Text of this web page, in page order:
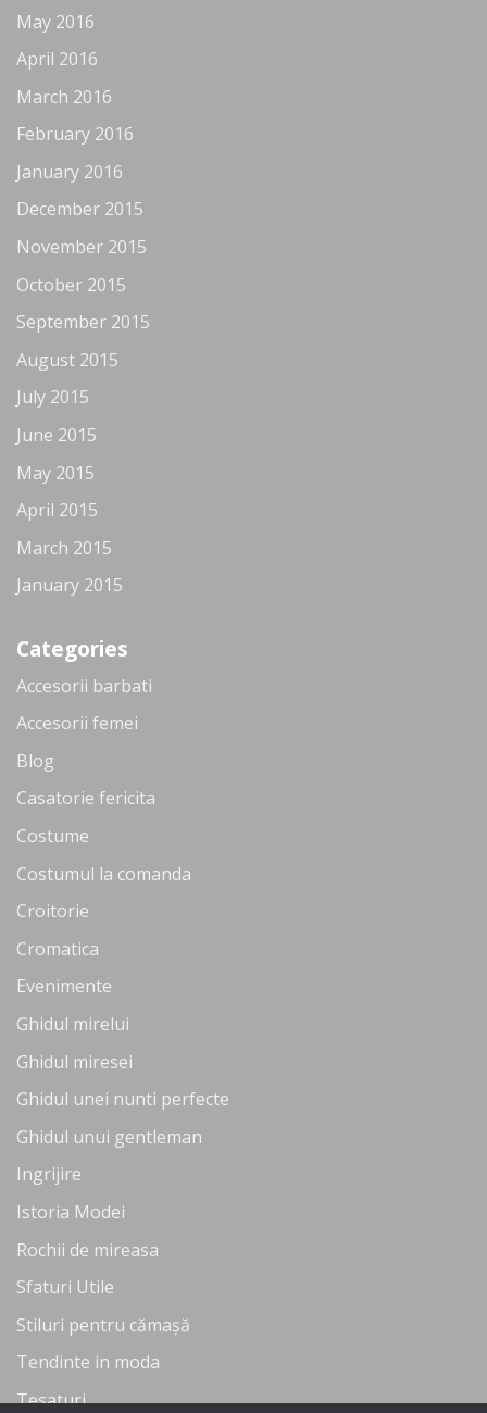
May 2016
April 2016
March 2016
February 2016
January 2016
December 2015
November 2015
October 2015
September 2015
August 2015
July 2015
June 2015
May 2015
April 2015
March 2015
January 2015
Categories
Accesorii barbati
Accesorii femei
Blog
Casatorie fericita
Costume
Costumul la comanda
Croitorie
Cromatica
Evenimente
Ghidul mirelui
Ghidul miresei
Ghidul unei nunti perfecte
Ghidul unui gentleman
Ingrijire
Istoria Modei
Rochii de mireasa
Sfaturi Utile
Stiluri pentru cămașă
Tendinte in moda
Tesaturi